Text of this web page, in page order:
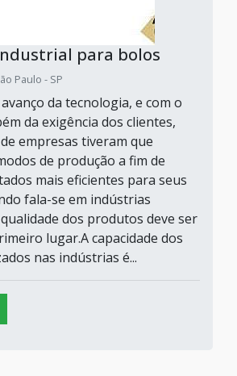
para bolos
Paulo - SP
da tecnologia, e com o
da exigência dos clientes,
empresas tiveram que
de produção a fim de
mais eficientes para seus
fala-se em indústrias
dos produtos deve ser
lugar.A capacidade dos
nas indústrias é...